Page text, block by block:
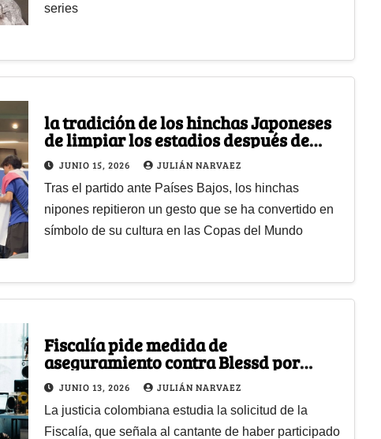
series
la tradición de los hinchas Japoneses
de limpiar los estadios después de
cada partido
JUNIO 15, 2026 JULIÁN NARVAEZ
Tras el partido ante Países Bajos, los hinchas
nipones repitieron un gesto que se ha convertido en
símbolo de su cultura en las Copas del Mundo
Fiscalía pide medida de
aseguramiento contra Blessd por
presuntas amenazas de muerte
JUNIO 13, 2026 JULIÁN NARVAEZ
La justicia colombiana estudia la solicitud de la
Fiscalía, que señala al cantante de haber participado